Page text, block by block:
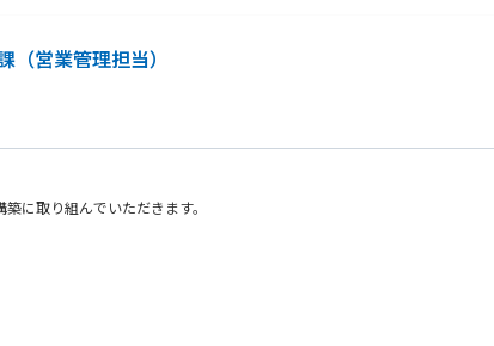
（営業管理担当）
に取り組んでいただきます。